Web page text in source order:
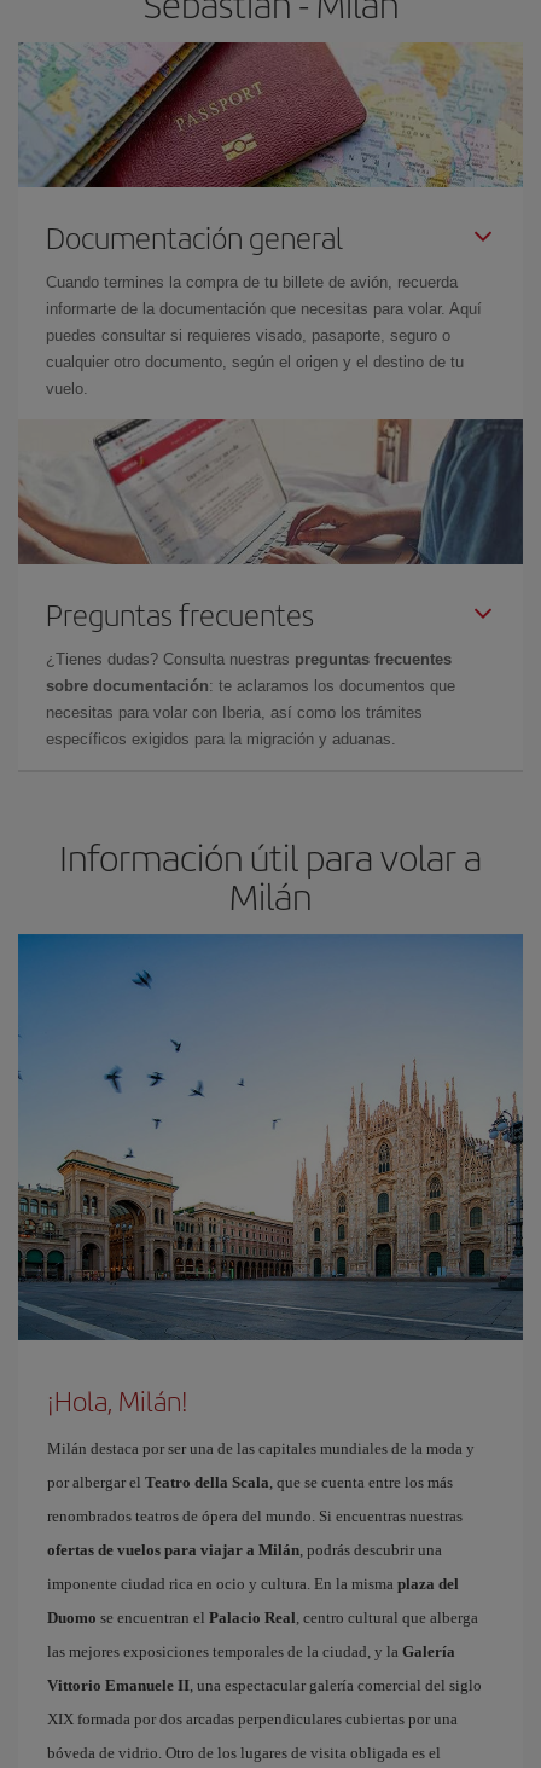
Documentación general
Cuando termines la compra de tu billete de avión, recuerda
informarte de la documentación que necesitas para volar. Aquí
puedes consultar si requieres visado, pasaporte, seguro o
cualquier otro documento, según el origen y el destino de tu
vuelo.
Preguntas frecuentes
¿Tienes dudas? Consulta nuestras preguntas frecuentes
sobre documentación: te aclaramos los documentos que
necesitas para volar con Iberia, así como los trámites
específicos exigidos para la migración y aduanas.
Información útil para volar a
Milán
¡Hola, Milán!
Milán destaca por ser una de las capitales mundiales de la moda y
por albergar el Teatro della Scala, que se cuenta entre los más
renombrados teatros de ópera del mundo. Si encuentras nuestras
ofertas de vuelos para viajar a Milán, podrás descubrir una
imponente ciudad rica en ocio y cultura. En la misma plaza del
Duomo se encuentran el Palacio Real, centro cultural que alberga
las mejores exposiciones temporales de la ciudad, y la Galería
Vittorio Emanuele II, una espectacular galería comercial del siglo
XIX formada por dos arcadas perpendiculares cubiertas por una
bóveda de vidrio. Otro de los lugares de visita obligada es el